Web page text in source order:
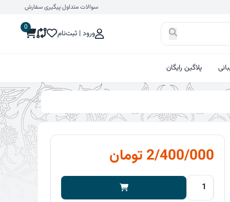
سوالات متداول|پیگیری سفارش
ورود | ثبت‌نام
0
پلاگین رایگان
2/400/000 تومان
قالب